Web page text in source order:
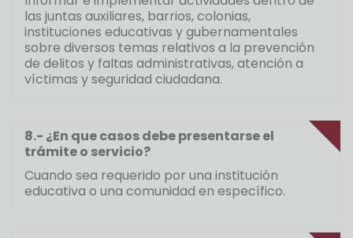
las juntas auxiliares, barrios, colonias,
instituciones educativas y gubernamentales
sobre diversos temas relativos a la prevención
de delitos y faltas administrativas, atención a
víctimas y seguridad ciudadana.
8.- ¿En que casos debe presentarse el
trámite o servicio?
Cuando sea requerido por una institución
educativa o una comunidad en específico.